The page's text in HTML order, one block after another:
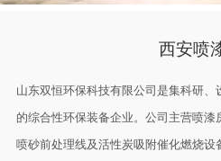
西安喷
山东双恒环保科技有限公司是集科研
的综合性环保装备企业。公司主营喷漆
喷砂前处理线及活性炭吸附催化燃烧